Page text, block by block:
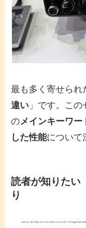
最も多く寄せられ
違い 」です。この
のメインキーワー
した性能について
読者が知りたい
り